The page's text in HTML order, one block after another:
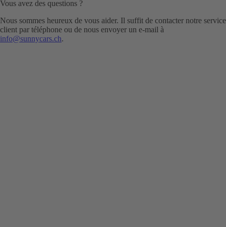
Vous avez des questions ?
Nous sommes heureux de vous aider. Il suffit de contacter notre service
client par téléphone ou de nous envoyer un e-mail à
info@sunnycars.ch.